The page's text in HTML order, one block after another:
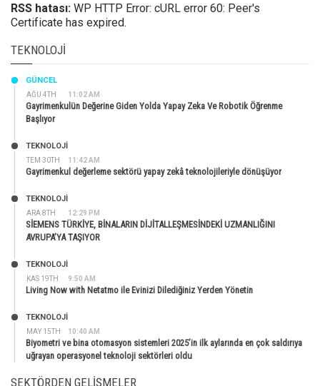
RSS hatası: WP HTTP Error: cURL error 60: Peer's
Certificate has expired.
TEKNOLOJI
AĞU 4TH 11:02 AM
GÜNCEL
Gayrimenkulün Değerine Giden Yolda Yapay Zeka Ve Robotik Öğrenme
Başlıyor
TEM 30TH 11:42 AM
TEKNOLOJİ
Gayrimenkul değerleme sektörü yapay zekâ teknolojileriyle dönüşüyor
ARA 8TH 12:29 PM
TEKNOLOJİ
SİEMENS TÜRKİYE, BİNALARIN DİJİTALLEŞMESİNDEKİ UZMANLIĞINI
AVRUPA’YA TAŞIYOR
KAS 19TH 9:50 AM
TEKNOLOJİ
Living Now with Netatmo ile Evinizi Dilediğiniz Yerden Yönetin
MAY 15TH 10:40 AM
TEKNOLOJİ
Biyometri ve bina otomasyon sistemleri 2025’in ilk aylarında en çok saldırıya
uğrayan operasyonel teknoloji sektörleri oldu
SEKTÖRDEN GELIŞMELER